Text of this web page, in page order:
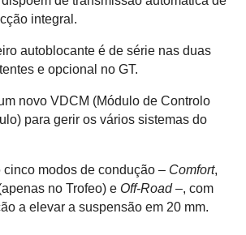
integral.
autoblocante é de série nas duas
e opcional no GT.
novo VDCM (Módulo de Controlo
para gerir os vários sistemas do
modos de condução – Comfort,
no Trofeo) e Off-Road–, com
a elevar a suspensão em 20 mm.